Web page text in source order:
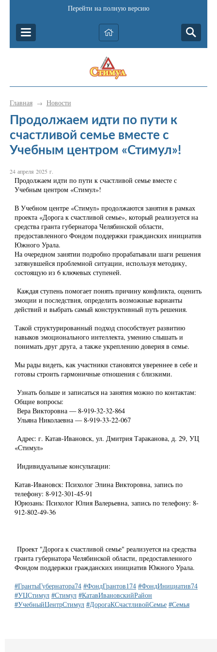
Перейти на полную версию
Главная → Новости
Продолжаем идти по пути к
счастливой семье вместе с
Учебным центром «Стимул»!
24 апреля 2025 г.
Продолжаем идти по пути к счастливой семье вместе с
Учебным центром «Стимул»!
В Учебном центре «Стимул» продолжаются занятия в рамках
проекта «Дорога к счастливой семье», который реализуется на
средства гранта губернатора Челябинской области,
предоставленного Фондом поддержки гражданских инициатив
Южного Урала.
На очередном занятии подробно прорабатывали шаги решения
затянувшейся проблемной ситуации, используя методику,
состоящую из 6 ключевых ступеней.
Каждая ступень помогает понять причину конфликта, оценить
эмоции и последствия, определить возможные варианты
действий и выбрать самый конструктивный путь решения.
Такой структурированный подход способствует развитию
навыков эмоционального интеллекта, умению слышать и
понимать друг друга, а также укреплению доверия в семье.
Мы рады видеть, как участники становятся увереннее в себе и
готовы строить гармоничные отношения с близкими.
Узнать больше и записаться на занятия можно по контактам:
Общие вопросы:
Вера Викторовна — 8-919-32-32-864
Ульяна Николаевна — 8-919-33-22-067
Адрес: г. Катав-Ивановск, ул. Дмитрия Тараканова, д. 29, УЦ
«Стимул»
Индивидуальные консультации:
Катав-Ивановск: Психолог Элина Викторовна, запись по
телефону: 8-912-301-45-91
Юрюзань: Психолог Юлия Валерьевна, запись по телефону: 8-
912-802-49-36
Проект "Дорога к счастливой семье" реализуется на средства
гранта губернатора Челябинской области, предоставленного
Фондом поддержки гражданских инициатив Южного Урала.
#ГрантыГубернатора74 #ФондГрантов174 #ФондИнициатив74
#УЦСтимул #Стимул #КатавИвановскийРайон
#УчебныйЦентрСтимул #ДорогаКСчастливойСемье #Семья